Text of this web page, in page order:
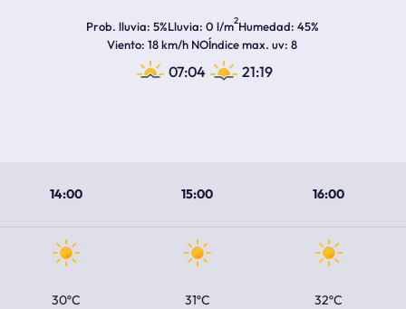
Prob. lluvia 5%Lluvia 0 l/m2Humedad 45%
Viento 18 km/h NOÍndice max. uv 8
07:04 21:19
14:00 15:00 16:00
30ºC 31ºC 32ºC